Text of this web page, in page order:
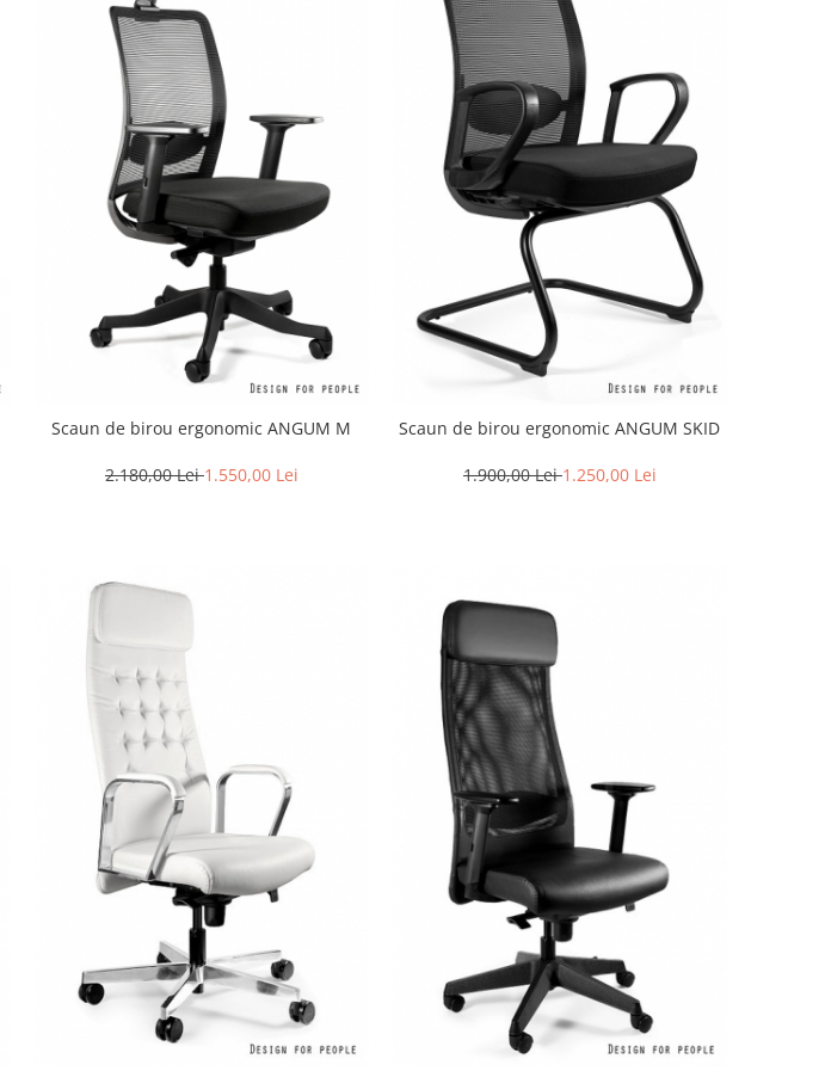
Scaun de birou ergonomic ANGUM M
2.180,00 Lei1.550,00 Lei
Scaun de birou ergonomic ANGUM SKID
1.900,00 Lei1.250,00 Lei